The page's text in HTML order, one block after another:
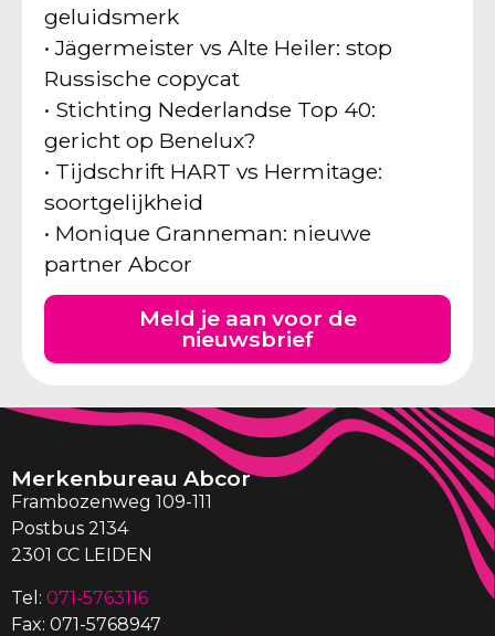
geluidsmerk
• Jägermeister vs Alte Heiler: stop
Russische copycat
• Stichting Nederlandse Top 40:
gericht op Benelux?
• Tijdschrift HART vs Hermitage:
soortgelijkheid
• Monique Granneman: nieuwe
partner Abcor
Meld je aan voor de
nieuwsbrief
Merkenbureau Abcor
Frambozenweg 109-111
Postbus 2134
2301 CC LEIDEN
Tel: 071-5763116
Fax: 071-5768947